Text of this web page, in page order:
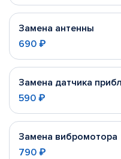
Замена антенны
690 ₽
Замена датчика
590 ₽
Замена вибромотора
790 ₽